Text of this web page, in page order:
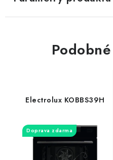
Electrolux KOBBS39H
Doprava zdarma